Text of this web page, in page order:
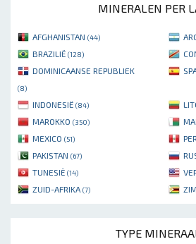
MINERALEN PER
AFGHANISTAN (44)
BRAZILIË (128)
DOMINICAANSE REPUBLIEK
(8)
INDONESIË (84)
MAROKKO (350)
MEXICO (51)
PAKISTAN (67)
TUNESIË (14)
ZUID-AFRIKA (7)
TYPE